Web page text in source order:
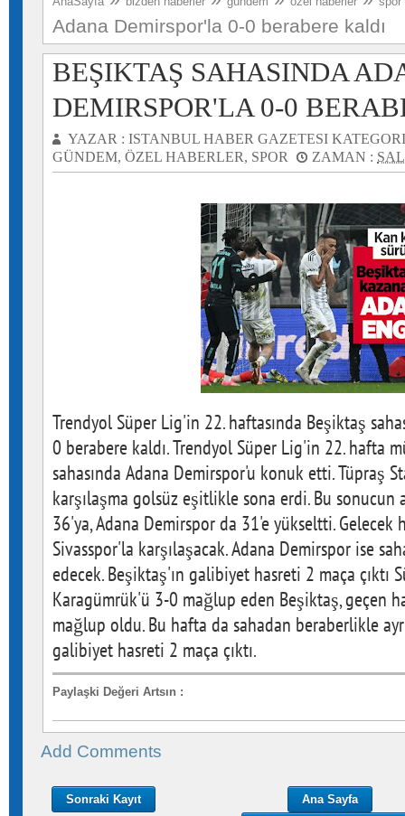
Adana Demirspor'la 0-0 berabere kaldı
BEŞIKTAŞ SAHASINDA
DEMIRSPOR'LA 0-0
YAZAR : ISTANBUL HABER GAZETESI
GÜNDEM, ÖZEL HABERLER, SPOR ZAMAN :
Trendyol Süper Lig'in 22. haftasında Beşiktaş
0 berabere kaldı. Trendyol Süper Lig'in 22. hafta
sahasında Adana Demirspor'u konuk etti. Tüpraş
karşılaşma golsüz eşitlikle sona erdi. Bu sonucun
36'ya, Adana Demirspor da 31'e yükseltti.
Sivasspor'la karşılaşacak. Adana Demirspor ise
edecek. Beşiktaş'ın galibiyet hasreti 2 maça çıktı
Karagümrük'ü 3-0 mağlup eden Beşiktaş, geçen
mağlup oldu. Bu hafta da sahadan beraberlikle
galibiyet hasreti 2 maça çıktı.
Paylaşki Değeri Artsın :
Add Comments
Sonraki Kayıt
Ana Sayfa